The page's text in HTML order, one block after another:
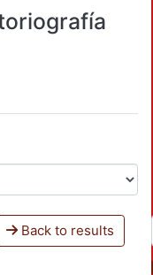
Back to results